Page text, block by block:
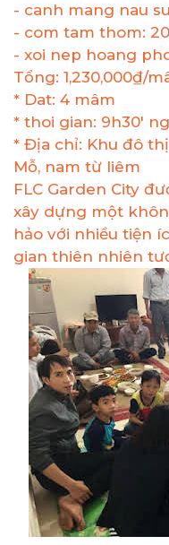
- canh mang nau
- com tam thom: 20
- xoi nep hoang
Tổng: 1,230,000₫/
* Dat: 4 mâm
* thoi gian: 9h30'
* Địa chỉ: Khu đô
Mỗ, nam từ liêm
FLC Garden City
xây dựng một
hảo với nhiều tiện
gian thiên nhiên